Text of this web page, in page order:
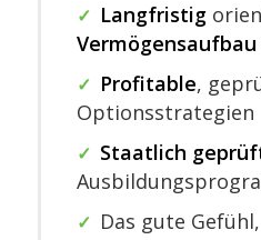
✓ Langfristig
Vermögensaufbau
✓ Profitable,
Optionsstrategien
✓ Staatlich
✓ Das gute